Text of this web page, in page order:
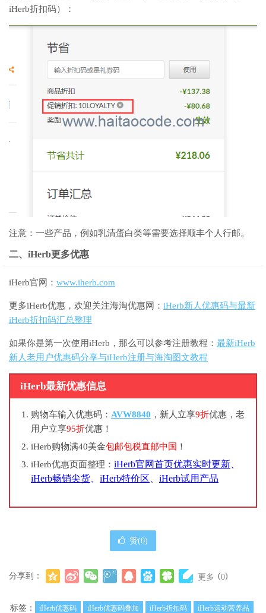
iHerb折扣码）：
注意：一些产品，例如乳清蛋白类等需要选择顺丰个人行邮。
二、iHerb更多优惠
iHerb官网： www.iherb.com
更多iHerb优惠，欢迎关注海淘优惠网： iHerb新人优惠码与最新
iHerb折扣码汇总整理
如果你是第一次使用iHerb，那么可以参考注册教程： 最新iHerb
新人老用户优惠码分享与iHerb注册与海淘图文教程
iHerb最新优惠信息
购物车输入优惠码： AVW8840 ，新人立享9折优惠，老
用户立享95折优惠！
iHerb购物满40美金包邮包税直邮中国 ！
iHerb优惠页面整理： iHerb官网首页优惠实时更新
iHerb畅销尖货
iHerb特价区 iHerb试用产品
赞(0)
分享到： 更多 (0)
标签： iHerb优惠码 iHerb优惠码叠加 iHerb折扣码
iHerb运动营养品